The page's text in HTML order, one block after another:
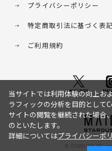
プライバシーポリシー
特定商取引法に基づく表記
ご利用規約
© STARDUST HD.
当サイトでは利用体験の向上お
ラフィックの分析を目的として
サイトの閲覧を継続された場合
のといたします。
詳細についてはプライバシーポ